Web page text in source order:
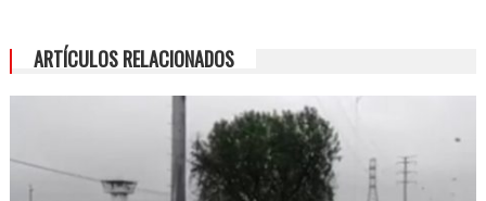
ARTÍCULOS RELACIONADOS